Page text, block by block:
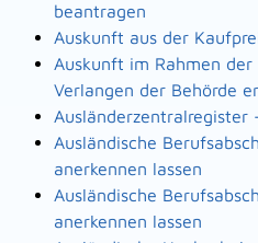
beantragen
Auskunft aus der
Auskunft im Rahmen
Verlangen der Behörde
Ausländische
anerkennen lassen
Ausländische
anerkennen lassen